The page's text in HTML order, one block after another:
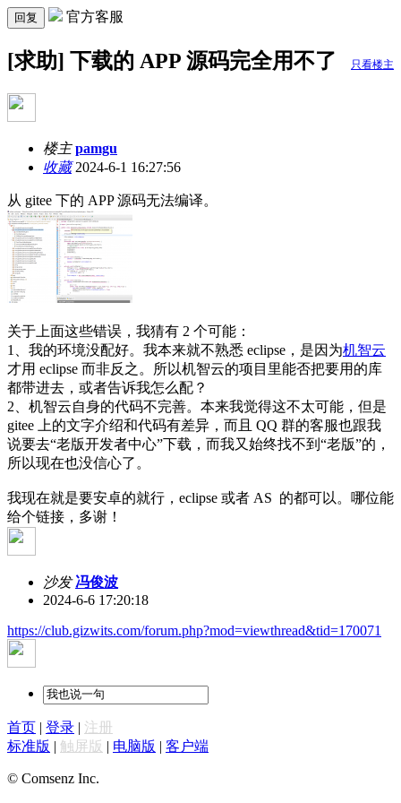
回复 官方客服
[求助] 下载的 APP 源码完全用不了 只看楼主
楼主 pamgu
收藏2024-6-1 16:27:56
从 gitee 下的 APP 源码无法编译。
关于上面这些错误，我猜有 2 个可能：
1、我的环境没配好。我本来就不熟悉 eclipse，是因为机智云
才用 eclipse 而非反之。所以机智云的项目里能否把要用的库
都带进去，或者告诉我怎么配？
2、机智云自身的代码不完善。本来我觉得这不太可能，但是
gitee 上的文字介绍和代码有差异，而且 QQ 群的客服也跟我
说要去“老版开发者中心”下载，而我又始终找不到“老版”的，
所以现在也没信心了。
我现在就是要安卓的就行，eclipse 或者 AS 的都可以。哪位能
给个链接，多谢！
沙发 冯俊波
2024-6-6 17:20:18
https://club.gizwits.com/forum.php?mod=viewthread&tid=170071
首页 | 登录 | 注册
标准版 | 触屏版 | 电脑版 | 客户端
© Comsenz Inc.